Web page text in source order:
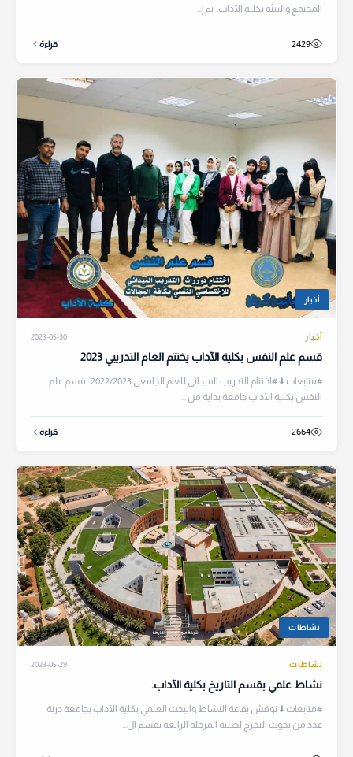
المجتمع والبيئة بكلية الآداب. تم إ...
2429 قراءة
أخبار
أخبار 2023-05-30
قسم علم النفس بكلية الآداب يختتم العام التدريبي 2023
#متابعات ⬇️ #اختتام التدريب الميداني للعام الجامعي 2022/2023 قسم علم
النفس بكلية الآداب جامعة بداية من ...
2664 قراءة
نشاطات
نشاطات 2023-05-29
نشاط علمي بقسم التاريخ بكلية الآداب.
#متابعات ⬇️ نوقش بقاعة النشاط والبحث العلمي بكلية الآداب بجامعة درنة
عدد من بحوث التخرج لطلبة المرحلة الرابعة بقسم ال...